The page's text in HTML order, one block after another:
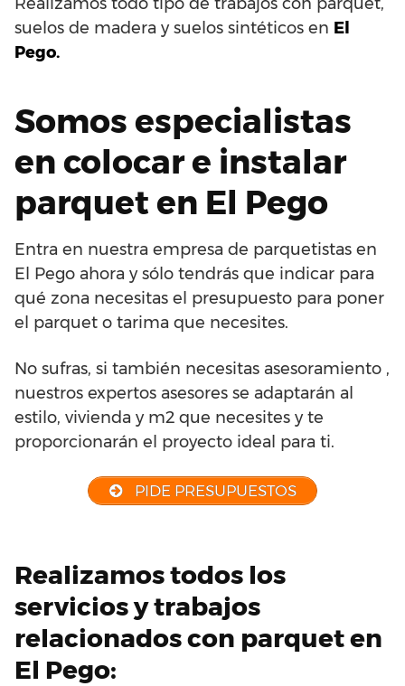
suelos de madera y suelos sintéticos en El
Pego.
Somos especialistas
en colocar e instalar
parquet en El Pego
Entra en nuestra empresa de parquetistas en
El Pego ahora y sólo tendrás que indicar para
qué zona necesitas el presupuesto para poner
el parquet o tarima que necesites.
No sufras, si también necesitas asesoramiento ,
nuestros expertos asesores se adaptarán al
estilo, vivienda y m2 que necesites y te
proporcionarán el proyecto ideal para ti.
PIDE PRESUPUESTOS
Realizamos todos los
servicios y trabajos
relacionados con parquet en
El Pego: